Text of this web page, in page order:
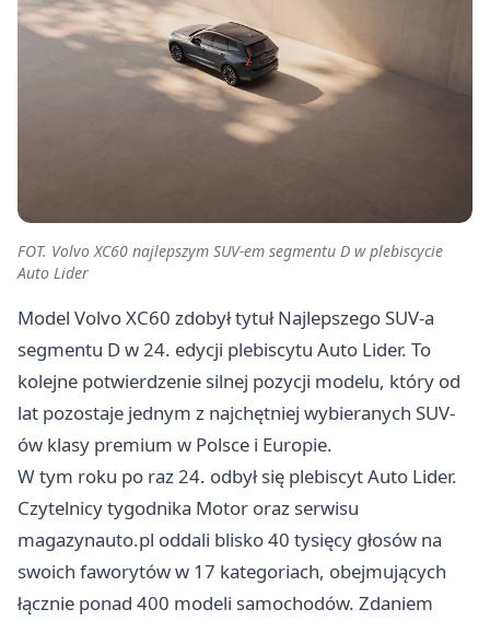
FOT. Volvo XC60 najlepszym SUV-em segmentu D w plebiscycie
Auto Lider
Model Volvo XC60 zdobył tytuł Najlepszego SUV-a
segmentu D w 24. edycji plebiscytu Auto Lider. To
kolejne potwierdzenie silnej pozycji modelu, który od
lat pozostaje jednym z najchętniej wybieranych SUV-
ów klasy premium w Polsce i Europie.
W tym roku po raz 24. odbył się plebiscyt Auto Lider.
Czytelnicy tygodnika Motor oraz serwisu
magazynauto.pl oddali blisko 40 tysięcy głosów na
swoich faworytów w 17 kategoriach, obejmujących
łącznie ponad 400 modeli samochodów. Zdaniem